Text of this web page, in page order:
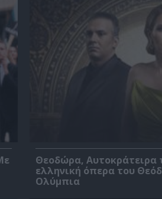
Θεοδώρα, Αυτοκράτειρα
ελληνική όπερα του
Ολύμπια